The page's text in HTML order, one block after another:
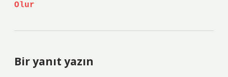
Olur
Bir yanıt yazın